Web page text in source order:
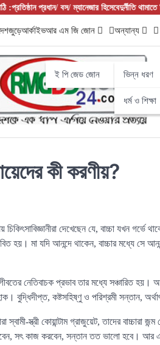
প্রধান/ বস/ ম্যানেজার হিসেবেদুর্নীতি থামাতে কি
আর্কাইভআর এম জি জোন
ই পি জেড জোন
অন্যান্য
ভিন্ন ধরণ
ধর্ম ও শিক্ষা
কী করণীয়?
দেখেছেন যে, বাচ্চা যখন
হয়। মা যদি আনন্দে থাকেন, বাচ্চার মধ্যে সে
নেতিবাচক প্রভাব তার মধ্যে সঞ্চারিত
বুদ্ধিদীপ্ত, কষ্টসহিষ্ণু ও পরিশ্রমী সন্তান,
স্বামী-স্ত্রী কোয়ান্টাম গ্রাজুয়েট, তাদের বাচ্চারা
সৎ কাজ করবেন, সন্তান তত ভালো হবে। আর এ